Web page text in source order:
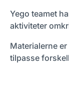
Yego teamet
aktiviteter
Materialerne
tilpasse